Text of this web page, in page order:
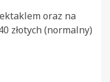
oraz na
złotych (normalny)